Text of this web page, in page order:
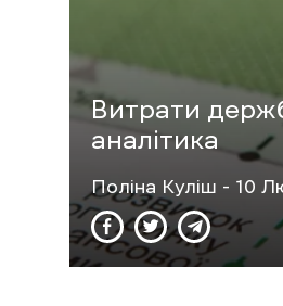
Витрати
аналітика
Поліна Куліш - 10